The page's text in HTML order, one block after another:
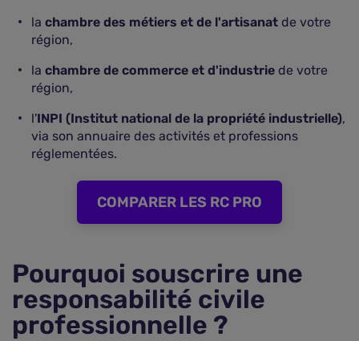
la chambre des métiers et de l'artisanat de votre
région,
la chambre de commerce et d'industrie de votre
région,
l'INPI (Institut national de la propriété industrielle),
via son annuaire des activités et professions
réglementées.
COMPARER LES RC PRO
Pourquoi souscrire une
responsabilité civile
professionnelle ?